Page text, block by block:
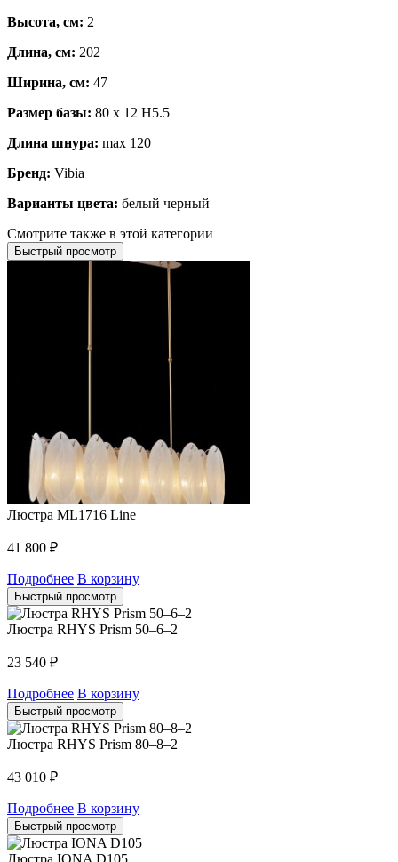
Высота, см: 2
Длина, см: 202
Ширина, см: 47
Размер базы: 80 x 12 H5.5
Длина шнура: max 120
Бренд: Vibia
Варианты цвета: белый черный
Смотрите также в этой категории
Быстрый просмотр
Люстра ML1716 Line
41 800 ₽
Подробнее В корзину
Быстрый просмотр
Люстра RHYS Prism 50–6–2
23 540 ₽
Подробнее В корзину
Быстрый просмотр
Люстра RHYS Prism 80–8–2
43 010 ₽
Подробнее В корзину
Быстрый просмотр
Люстра IONA D105